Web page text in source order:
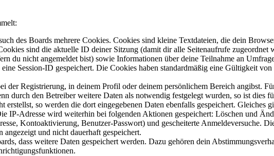
des Boards mehrere Cookies. Cookies sind kleine Textdateien, die dein
sind die aktuelle ID deiner Sitzung (damit dir alle Seitenaufrufe
du nicht angemeldet bist) sowie Informationen über deine Teilnahme an
Session-ID gespeichert. Die Cookies haben standardmäßig eine Gültigkeit
der Registrierung, in deinem Profil oder deinem persönlichem Bereich angibst.
durch den Betreiber weitere Daten als notwendig festgelegt wurden, so ist dies
erstellst, so werden die dort eingegebenen Daten ebenfalls gespeichert.
IP-Adresse wird weiterhin bei folgenden Aktionen gespeichert: Löschen und
Kontoaktivierung, Benutzer-Passwort) und gescheiterte Anmeldeversuche.
und nicht dauerhaft gespeichert.
dass weitere Daten gespeichert werden. Dazu gehören dein